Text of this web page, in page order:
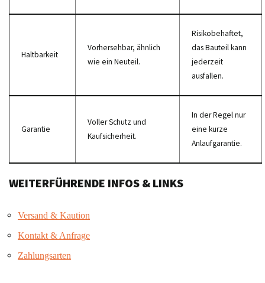
Haltbarkeit
Vorhersehbar, ähnlich
wie ein Neuteil.
Risikobehaftet,
das Bauteil kann
jederzeit
ausfallen.
Garantie
Voller Schutz und
Kaufsicherheit.
In der Regel nur
eine kurze
Anlaufgarantie.
WEITERFÜHRENDE INFOS & LINKS
Versand & Kaution
Kontakt & Anfrage
Zahlungsarten